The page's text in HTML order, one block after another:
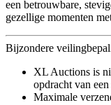
een betrouwbare,
gezellige momenten
Bijzondere
XL Auctions is
opdracht van
Maximale